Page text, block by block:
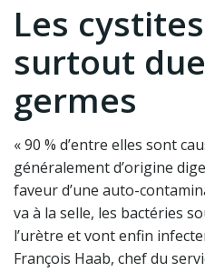
Les
surtout
germes
« 90 % d’entre elles sont
généralement d’origine
faveur d’une auto-
va à la selle, les bactéries
l’urètre et vont enfin
François Haab, chef du